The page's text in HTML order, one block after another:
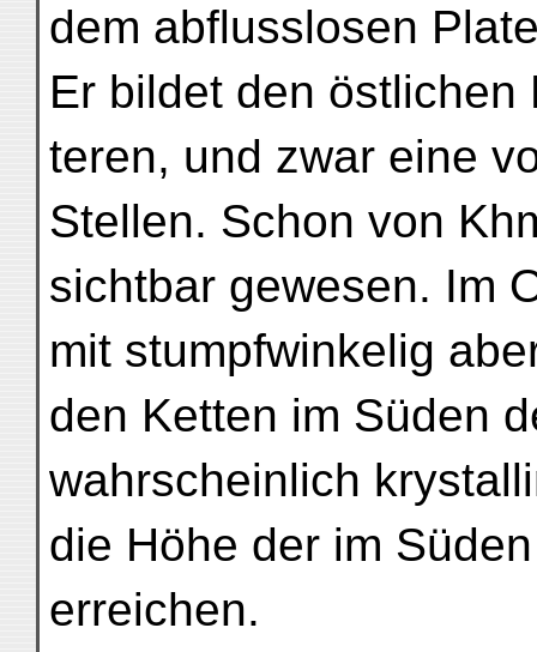
dem abflusslosen
Er bildet den östlichen
teren, und zwar eine
Stellen. Schon von
sichtbar gewesen. Im
mit stumpfwinkelig
den Ketten im Süden
wahrscheinlich
die Höhe der im
erreichen.